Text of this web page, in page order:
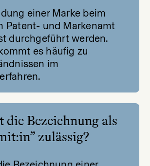
einer Marke beim
Patent- und Markenamt
durchgeführt werden.
es häufig zu
im
die Bezeichnung als
zulässig?